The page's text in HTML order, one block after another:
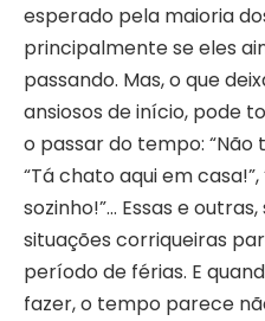
esperado pela maioria
principalmente se eles
passando. Mas, o que
ansiosos de início, pode
o passar do tempo: “Não
“Tá chato aqui em
sozinho!”… Essas e
situações corriqueiras
período de férias. E
fazer, o tempo parece